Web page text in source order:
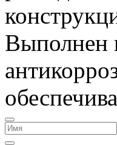
Выполнен